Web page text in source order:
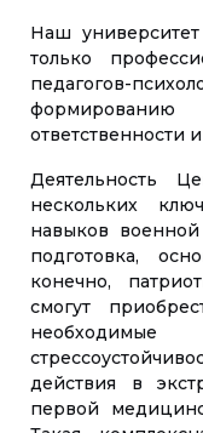
Наш
только
педагогов-
ответственности
Деятельность
нескольких
навыков военной
подготовка,
конечно,
смогут
действия в
первой